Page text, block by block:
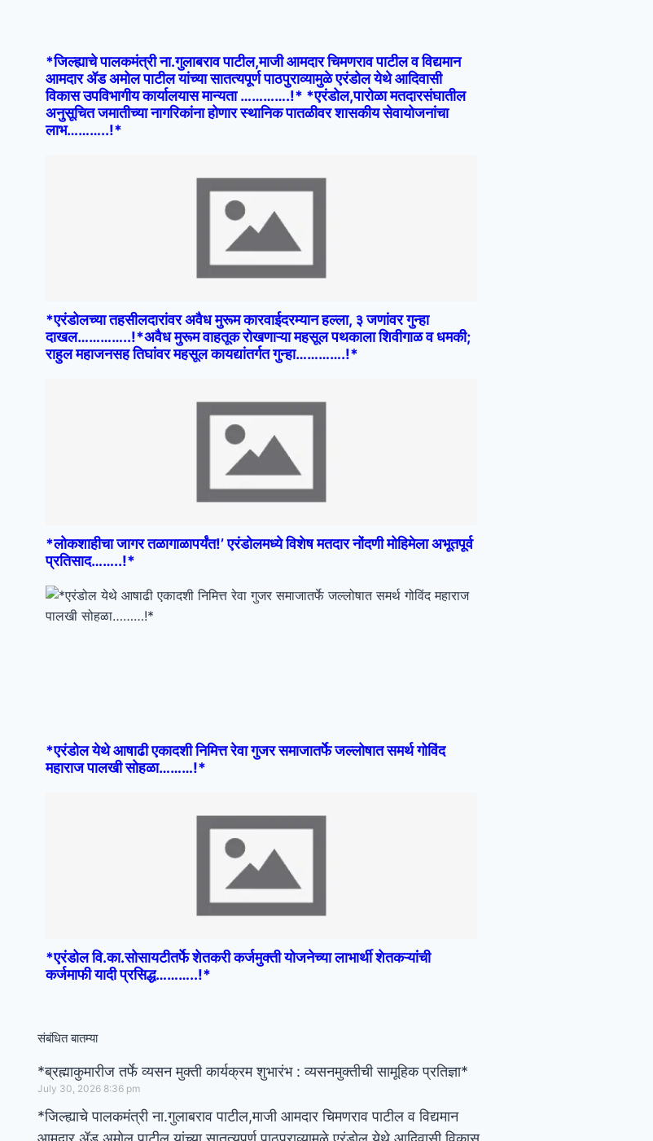
*जिल्ह्याचे पालकमंत्री ना.गुलाबराव पाटील,माजी आमदार चिमणराव पाटील व विद्यमान
आमदार ॲड अमोल पाटील यांच्या सातत्यपूर्ण पाठपुराव्यामुळे एरंडोल येथे आदिवासी
विकास उपविभागीय कार्यालयास मान्यता ………….!* *एरंडोल,पारोळा मतदारसंघातील
अनुसूचित जमातीच्या नागरिकांना होणार स्थानिक पातळीवर शासकीय सेवायोजनांचा
लाभ………..!*
*एरंडोलच्या तहसीलदारांवर अवैध मुरूम कारवाईदरम्यान हल्ला, ३ जणांवर गुन्हा
दाखल…………..!*​अवैध मुरूम वाहतूक रोखणाऱ्या महसूल पथकाला शिवीगाळ व धमकी;
राहुल महाजनसह तिघांवर महसूल कायद्यांतर्गत गुन्हा………….!*
*लोकशाहीचा जागर तळागाळापर्यंत!’ एरंडोलमध्ये विशेष मतदार नोंदणी मोहिमेला अभूतपूर्व
प्रतिसाद……..!*
*एरंडोल येथे आषाढी एकादशी निमित्त रेवा गुजर समाजातर्फे जल्लोषात समर्थ गोविंद
महाराज पालखी सोहळा………!*
*एरंडोल वि.का.सोसायटीतर्फे शेतकरी कर्जमुक्ती योजनेच्या लाभार्थी शेतकऱ्यांची
कर्जमाफी यादी प्रसिद्ध………..!*
संबंधित बातम्या
*ब्रह्माकुमारीज तर्फे व्यसन मुक्ती कार्यक्रम शुभारंभ : व्यसनमुक्तीची सामूहिक प्रतिज्ञा*
July 30, 2026 8:36 pm
*जिल्ह्याचे पालकमंत्री ना.गुलाबराव पाटील,माजी आमदार चिमणराव पाटील व विद्यमान